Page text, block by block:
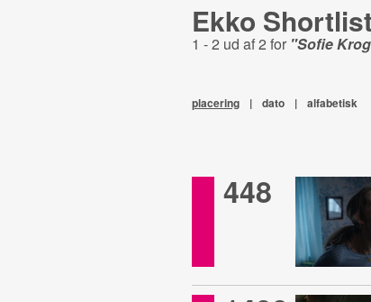
Ekko Shortlist
1 - 2 ud af 2 for "Sofie
placering | dato | alfabetisk
448